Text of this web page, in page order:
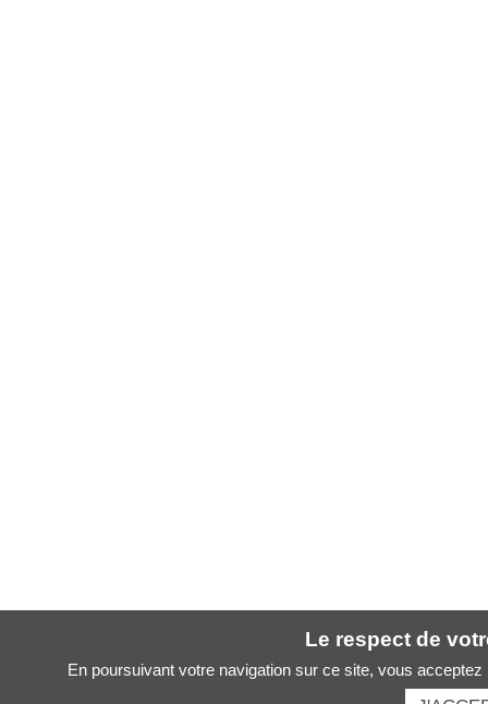
Le respect de
En poursuivant votre navigation sur ce site, vous